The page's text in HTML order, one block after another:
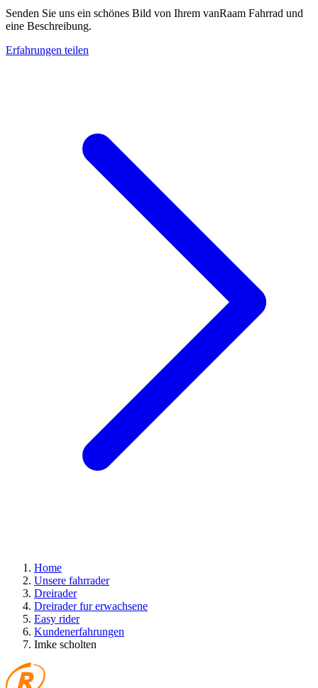
Senden Sie uns ein schönes Bild von Ihrem vanRaam Fahrrad und
eine Beschreibung.
Erfahrungen teilen
Home
Unsere fahrrader
Dreirader
Dreirader fur erwachsene
Easy rider
Kundenerfahrungen
Imke scholten